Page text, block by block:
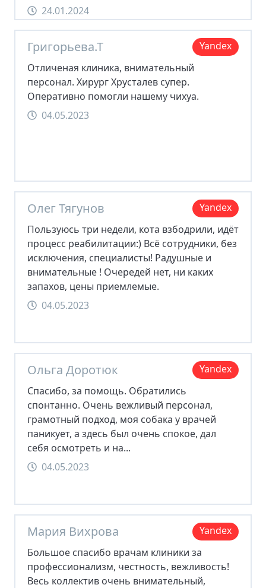
24.01.2024
Григорьева.Т
Yandex
Отличеная клиника, внимательный
персонал. Хирург Хрусталев супер.
Оперативно помогли нашему чихуа.
04.05.2023
Олег Тягунов
Yandex
Пользуюсь три недели, кота взбодрили, идёт
процесс реабилитации:) Всё сотрудники, без
исключения, специалисты! Радушные и
внимательные ! Очередей нет, ни каких
запахов, цены приемлемые.
04.05.2023
Ольга Доротюк
Yandex
Спасибо, за помощь. Обратились
спонтанно. Очень вежливый персонал,
грамотный подход, моя собака у врачей
паникует, а здесь был очень спокое, дал
себя осмотреть и на...
04.05.2023
Мария Вихрова
Yandex
Большое спасибо врачам клиники за
профессионализм, честность, вежливость!
Весь коллектив очень внимательный,